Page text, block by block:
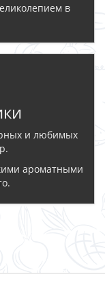
в
и любимых
ароматными